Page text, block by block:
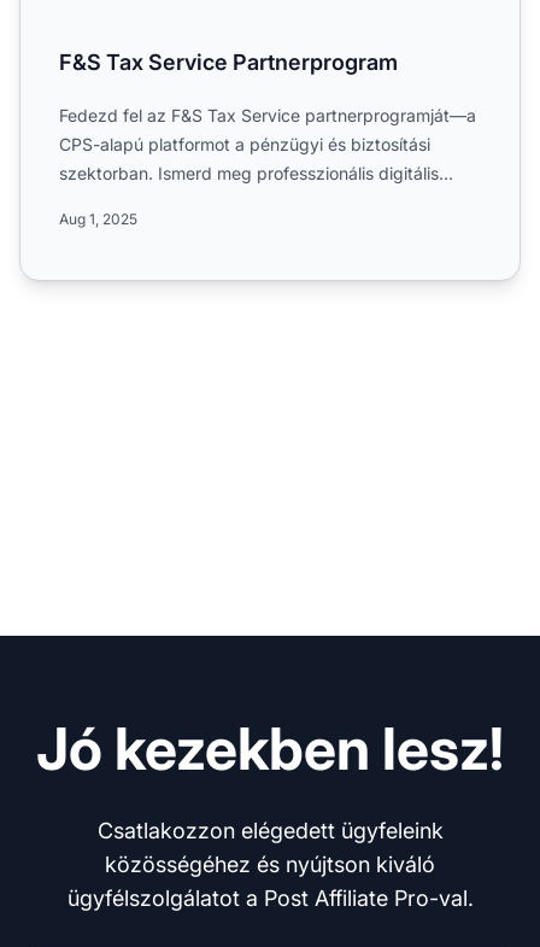
F&S Tax Service Partnerprogram
Fedezd fel az F&S Tax Service partnerprogramját—a
CPS-alapú platformot a pénzügyi és biztosítási
szektorban. Ismerd meg professzionális digitális
Aug 1, 2025
Jó kezekben lesz!
Csatlakozzon elégedett ügyfeleink
közösségéhez és nyújtson kiváló
ügyfélszolgálatot a Post Affiliate Pro-val.